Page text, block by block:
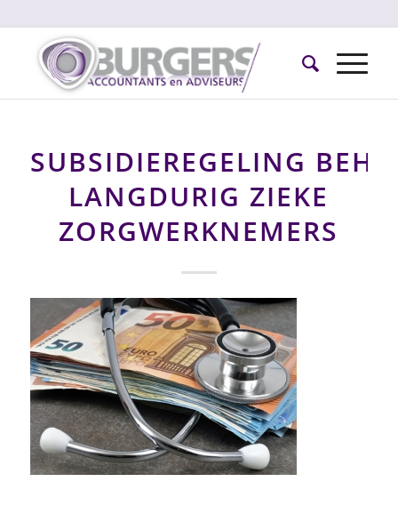
SUBSIDIEREGELING
LANGDURIG ZIEKE
ZORGWERKNEMERS